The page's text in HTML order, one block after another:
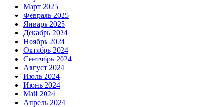
Март 2025
Февраль 2025
Январь 2025
Декабрь 2024
Ноябрь 2024
Октябрь 2024
Сентябрь 2024
Август 2024
Июль 2024
Июнь 2024
Май 2024
Апрель 2024